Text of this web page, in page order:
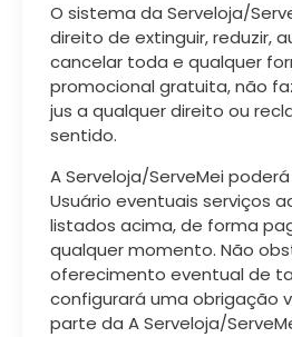
O sistema da Serveloja/
direito de extinguir, reduzir,
cancelar toda e qualquer
promocional gratuita, não
jus a qualquer direito ou
sentido.
A Serveloja/ServeMei
Usuário eventuais serviços
listados acima, de forma
qualquer momento. Não
oferecimento eventual de
configurará uma obrigação
parte da A Serveloja/